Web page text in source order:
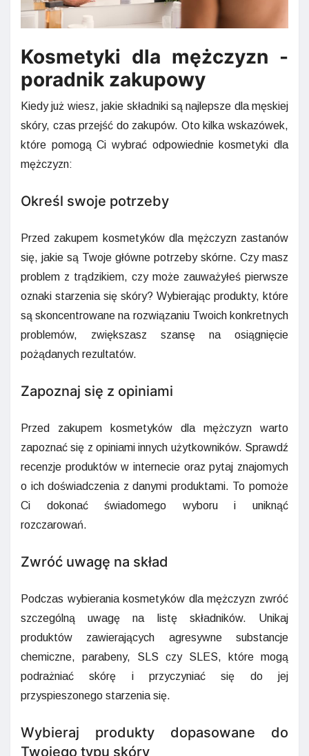
Kosmetyki dla mężczyzn -
poradnik zakupowy
Kiedy już wiesz, jakie składniki są najlepsze dla męskiej
skóry, czas przejść do zakupów. Oto kilka wskazówek,
które pomogą Ci wybrać odpowiednie kosmetyki dla
mężczyzn:
Określ swoje potrzeby
Przed zakupem kosmetyków dla mężczyzn zastanów
się, jakie są Twoje główne potrzeby skórne. Czy masz
problem z trądzikiem, czy może zauważyłeś pierwsze
oznaki starzenia się skóry? Wybierając produkty, które
są skoncentrowane na rozwiązaniu Twoich konkretnych
problemów, zwiększasz szansę na osiągnięcie
pożądanych rezultatów.
Zapoznaj się z opiniami
Przed zakupem kosmetyków dla mężczyzn warto
zapoznać się z opiniami innych użytkowników. Sprawdź
recenzje produktów w internecie oraz pytaj znajomych
o ich doświadczenia z danymi produktami. To pomoże
Ci dokonać świadomego wyboru i uniknąć
rozczarowań.
Zwróć uwagę na skład
Podczas wybierania kosmetyków dla mężczyzn zwróć
szczególną uwagę na listę składników. Unikaj
produktów zawierających agresywne substancje
chemiczne, parabeny, SLS czy SLES, które mogą
podrażniać skórę i przyczyniać się do jej
przyspieszonego starzenia się.
Wybieraj produkty dopasowane do
Twojego typu skóry